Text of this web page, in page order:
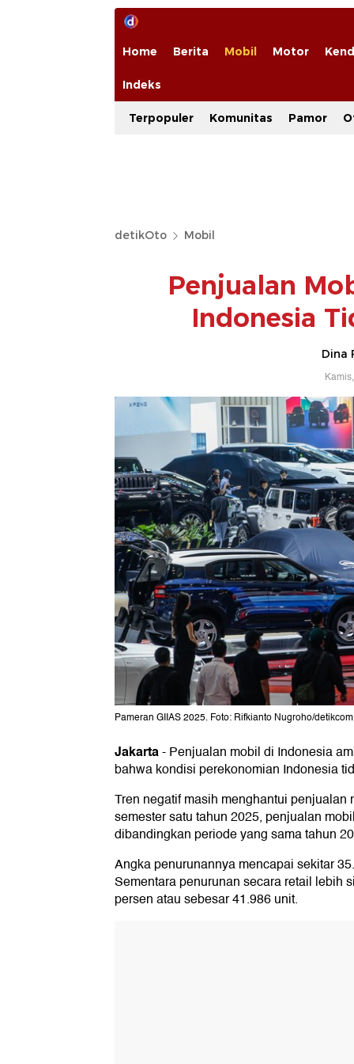
Home Berita Mobil Motor
Indeks
Terpopuler Komunitas Pamor
detikOto Mobil
Penjualan
Indonesia
Dina
Pameran GIIAS 2025. Foto: Rifkianto Nugroho/detikcom
Jakarta-Penjualan mobil di Indonesia
bahwa kondisi perekonomian Indonesia
Tren negatif masih menghantui penjualan
semester satu tahun 2025, penjualan
dibandingkan periode yang sama tahun
Angka penurunannya mencapai sekitar
Sementara penurunan secara retail lebih
persen atau sebesar 41.986 unit.